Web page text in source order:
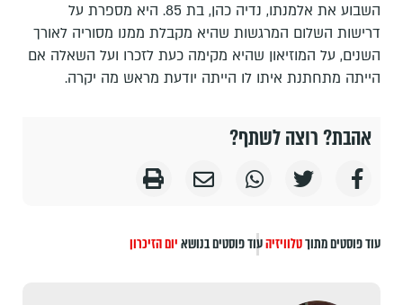
השבוע את אלמנתו, נדיה כהן, בת 85. היא מספרת על
דרישות השלום המרגשות שהיא מקבלת ממנו מסוריה לאורך
השנים, על המוזיאון שהיא מקימה כעת לזכרו ועל השאלה אם
הייתה מתחתנת איתו לו הייתה יודעת מראש מה יקרה.
אהבת? רוצה לשתף?
עוד פוסטים מתוךטלוויזיהעוד פוסטים בנושאיום הזיכרון